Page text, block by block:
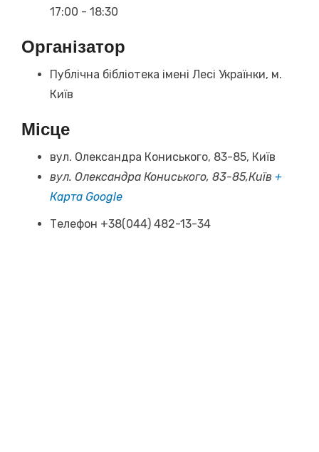
17:00 - 18:30
Організатор
Публічна бібліотека імені Лесі Українки, м.
Київ
Місце
вул. Олександра Кониського, 83-85, Київ
вул. Олександра Кониського, 83-85,Київ +
Карта Google
Телефон +38(044) 482-13-34